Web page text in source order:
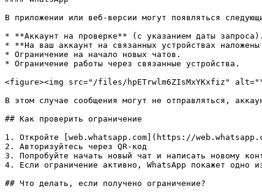
В приложении или веб-версии могут появляться
* **Аккаунт на проверке** (с указанием даты запроса).
* **На ваш аккаунт на связанных устройствах
* Ограничение на начало новых чатов.
* Ограничение работы через связанные устройства.
<figure><img src="/files/hpETrwlm6ZIsMxYKxfiz"
В этом случае сообщения могут не отправляться,
## Как проверить ограничение
1. Откройте [web.whatsapp.com](https://
2. Авторизуйтесь через QR-код
3. Попробуйте начать новый чат и написать новому
4. Если ограничение активно, WhatsApp покажет одно
## Что делать, если получено ограничение?